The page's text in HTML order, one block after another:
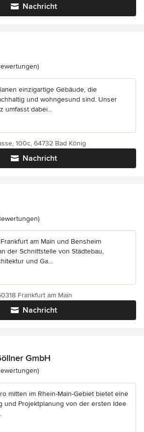
Nachricht
5 von 5 Sternen
einzigartige Gebäude, die
und wohngesund sind. Unser
umfasst dabei...
Nachricht
100c, 64732 Bad König
5 von 5 Sternen
am Main und Bensheim
der Schnittstelle von Städtebau,
und Ga...
Nachricht
Frankfurt am Main
GmbH
4.8 von 5 Sternen
mitten im Rhein-Main-Gebiet bietet eine
und Projektplanung von der ersten Idee